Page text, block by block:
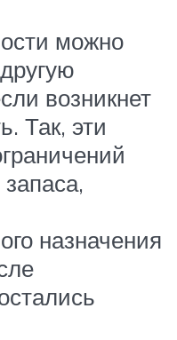
можно
возникнет
Так, эти
назначения